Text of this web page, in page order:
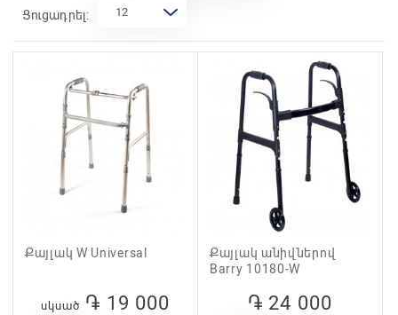
Ցուցադրել:
Քայլակ W Universal
սկսած ֏ 19 000
Քայլակ անիվներով
Barry 10180-W
֏ 24 000